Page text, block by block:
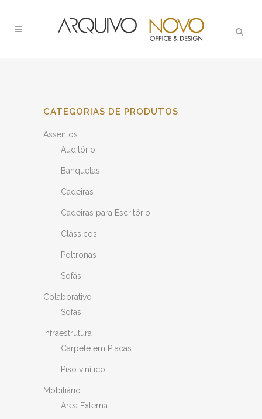
CATEGORIAS DE PRODUTOS
Assentos
Auditório
Banquetas
Cadeiras
Cadeiras para Escritório
Clássicos
Poltronas
Sofás
Colaborativo
Sofás
Infraestrutura
Carpete em Placas
Piso vinílico
Mobiliário
Área Externa